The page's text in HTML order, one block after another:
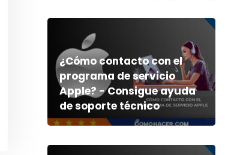
¿Cómo contacto con el
programa de servicio
Apple? - Consigue ayuda
de soporte técnico